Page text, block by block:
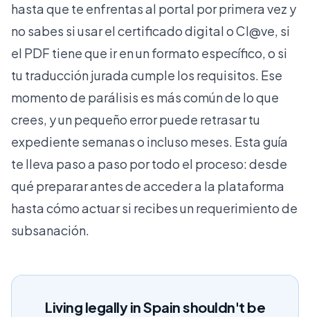
hasta que te enfrentas al portal por primera vez y
no sabes si usar el certificado digital o Cl@ve, si
el PDF tiene que ir en un formato específico, o si
tu traducción jurada cumple los requisitos. Ese
momento de parálisis es más común de lo que
crees, y un pequeño error puede retrasar tu
expediente semanas o incluso meses. Esta guía
te lleva paso a paso por todo el proceso: desde
qué preparar antes de acceder a la plataforma
hasta cómo actuar si recibes un requerimiento de
subsanación.
Living legally in Spain shouldn't be